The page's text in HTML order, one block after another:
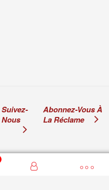
Suivez-
Nous
Abonnez-Vous À
La Réclame